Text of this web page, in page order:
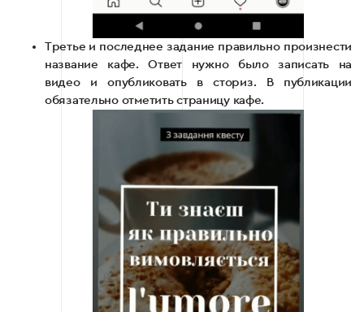
Третье и последнее задание правильно произнести
название кафе. Ответ нужно было записать на
видео и опубликовать в сториз. В публикации
обязательно отметить страницу кафе.